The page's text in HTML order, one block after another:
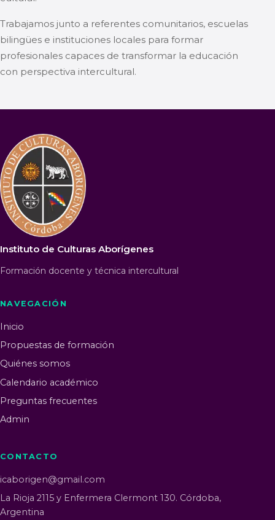
Trabajamos junto a referentes comunitarios, escuelas
bilingües e instituciones locales para formar
profesionales capaces de transformar la educación
con perspectiva intercultural.
Instituto de Culturas Aborígenes
Formación docente y técnica intercultural
NAVEGACIÓN
Inicio
Propuestas de formación
Quiénes somos
Calendario académico
Preguntas frecuentes
Admin
CONTACTO
icaborigen@gmail.com
La Rioja 2115 y Enfermera Clermont 130. Córdoba,
Argentina